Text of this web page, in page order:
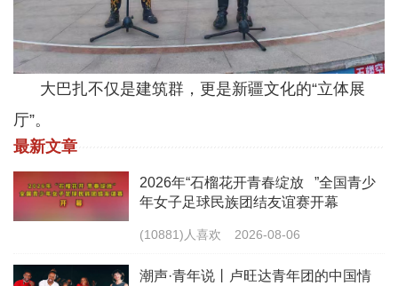
大巴扎不仅是建筑群，更是新疆文化的“立体展
厅”。
最新文章
2026年“石榴花开青春绽放 ”全国青少
年女子足球民族团结友谊赛开幕
(10881)人喜欢 2026-08-06
潮声·青年说丨卢旺达青年团的中国情